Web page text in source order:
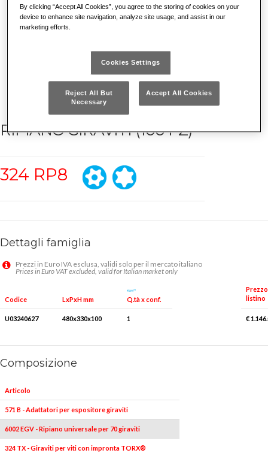
RIPIANO GIRAVITI (100 PZ)
324 RP8
Dettagli famiglia
Prezzi in Euro IVA esclusa, validi solo per il mercato italiano
Prices in Euro VAT excluded, valid for Italian market only
Codice LxPxH mm Q.tà x conf.
Prezzo
listino
U03240627 480x330x100 1 €
Composizione
Articolo
571 B - Adattatori per espositore giraviti
6002 EGV - Ripiano universale per 70 giraviti
324 TX - Giraviti per viti con impronta TORX®
By clicking “Accept All Cookies”, you agree to the storing of cookies on your
device to enhance site navigation, analyze site usage, and assist in our
marketing efforts.
Cookies Settings
Reject All But
Necessary
Accept All Cookies